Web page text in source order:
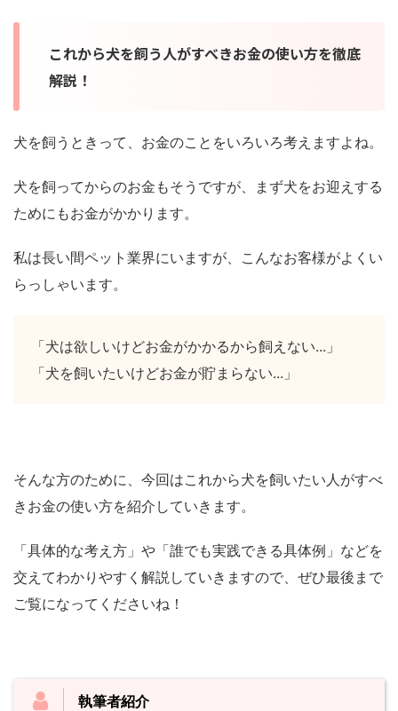
これから犬を飼う人がすべきお金の使い方を徹底
解説！
犬を飼うときって、お金のことをいろいろ考えますよね。
犬を飼ってからのお金もそうですが、まず犬をお迎えする
ためにもお金がかかります。
私は長い間ペット業界にいますが、こんなお客様がよくい
らっしゃいます。
「犬は欲しいけどお金がかかるから飼えない...」
「犬を飼いたいけどお金が貯まらない...」
そんな方のために、今回はこれから犬を飼いたい人がすべ
きお金の使い方を紹介していきます。
「具体的な考え方」や「誰でも実践できる具体例」などを
交えてわかりやすく解説していきますので、ぜひ最後まで
ご覧になってくださいね！
執筆者紹介